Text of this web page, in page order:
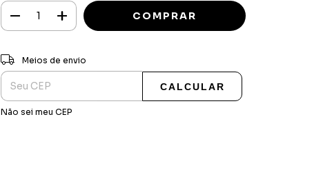
Entregas para o CEP:
Meios de envio
CALCULAR
Não sei meu CEP